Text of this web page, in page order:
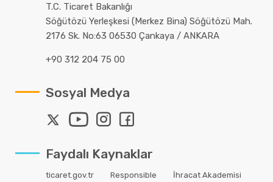
T.C. Ticaret Bakanlığı
Söğütözü Yerleşkesi (Merkez Bina) Söğütözü Mah.
2176 Sk. No:63 06530 Çankaya / ANKARA
+90 312 204 75 00
Sosyal Medya
Faydalı Kaynaklar
ticaret.gov.tr Responsible
İhracat Akademisi